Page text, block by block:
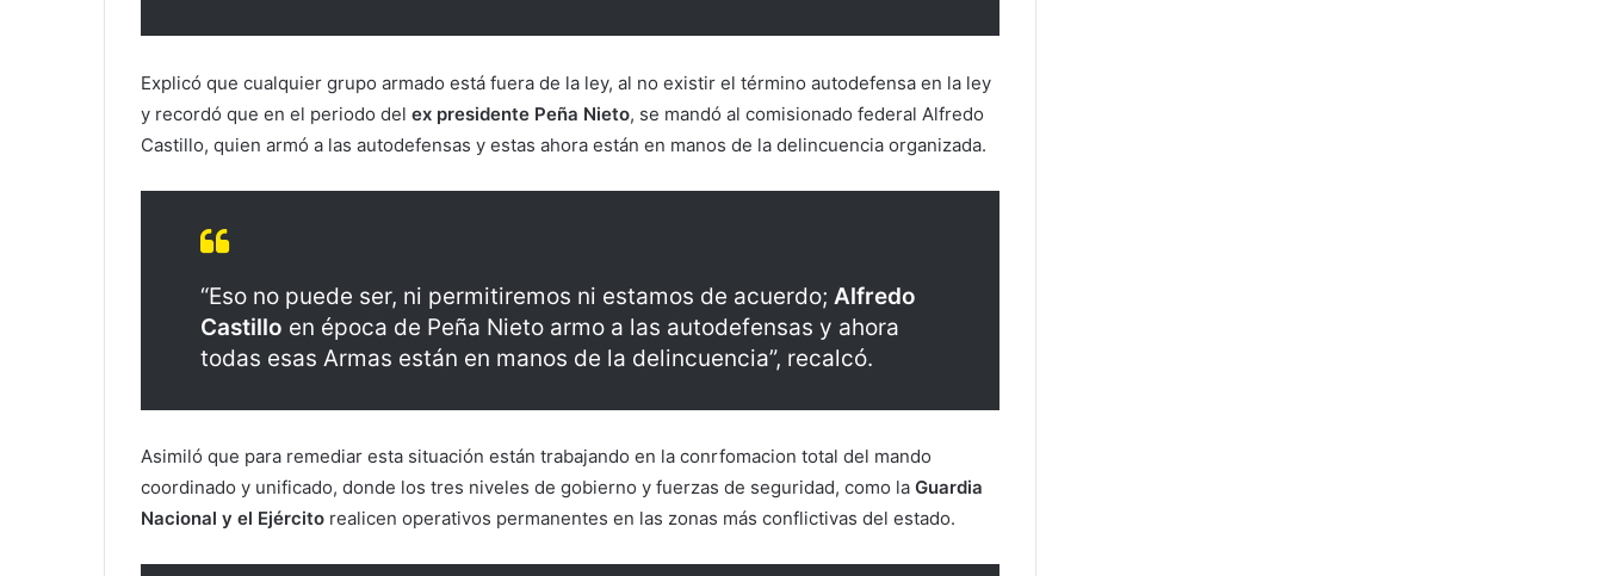
Explicó que cualquier grupo armado está fuera de la ley, al no existir el término autodefensa en la ley
y recordó que en el periodo del ex presidente Peña Nieto, se mandó al comisionado federal Alfredo
Castillo, quien armó a las autodefensas y estas ahora están en manos de la delincuencia organizada.
“Eso no puede ser, ni permitiremos ni estamos de acuerdo; Alfredo
Castillo en época de Peña Nieto armo a las autodefensas y ahora
todas esas Armas están en manos de la delincuencia”, recalcó.
Asimiló que para remediar esta situación están trabajando en la conrfomacion total del mando
coordinado y unificado, donde los tres niveles de gobierno y fuerzas de seguridad, como la Guardia
Nacional y el Ejército realicen operativos permanentes en las zonas más conflictivas del estado.